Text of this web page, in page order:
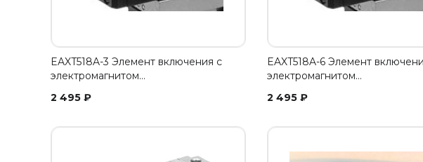
EAXT518A-3 Элемент включения с
электромагнитом…
2 495 ₽
EAXT518A-6 Элемент
электромагнитом…
2 495 ₽